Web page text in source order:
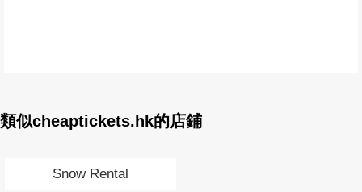
類似cheaptickets.hk的店鋪
Snow Rental